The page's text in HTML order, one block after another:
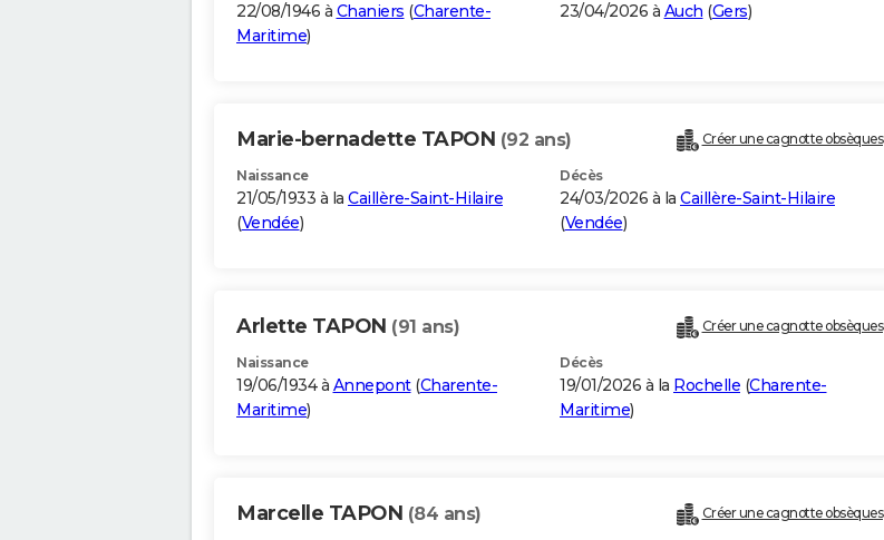
22/08/1946 à Chaniers (Charente-
Maritime)
23/04/2026 à Auch (Gers)
Marie-bernadette TAPON (92 ans) Créer une cagnotte obsèques
Naissance
21/05/1933 à la Caillère-Saint-Hilaire
(Vendée)
Décès
24/03/2026 à la Caillère-Saint-Hilaire
(Vendée)
Arlette TAPON (91 ans) Créer une cagnotte obsèques
Naissance
19/06/1934 à Annepont(Charente-
Maritime)
Décès
19/01/2026 à la Rochelle (Charente-
Maritime)
Marcelle TAPON (84 ans) Créer une cagnotte obsèques